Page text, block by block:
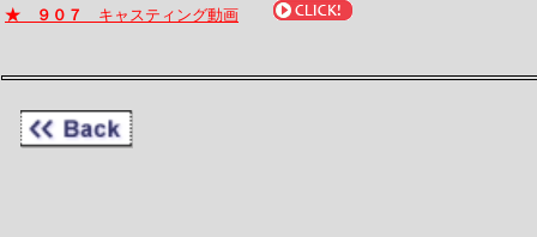
★ ９０７ キャスティング動画